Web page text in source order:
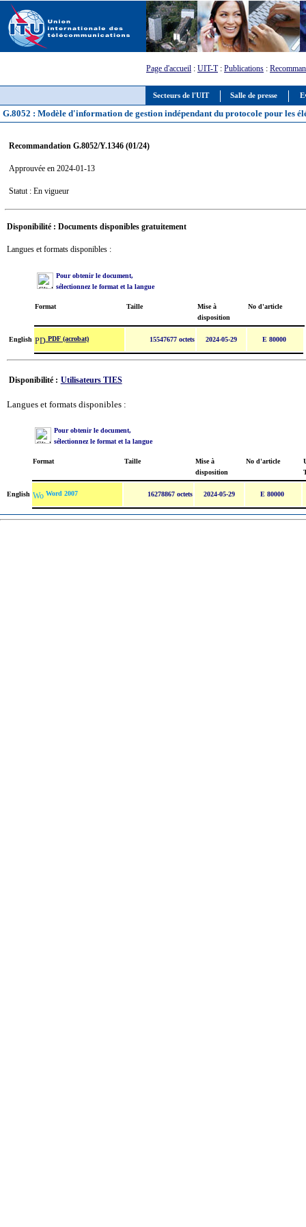
Secteurs de l'UIT Salle de presse
Page d'accueil : UIT-T: Publications :
G.8052 : Modèle d'information de gestion indépendant du protocole pour les
Recommandation G.8052/Y.1346 (01/24)
Approuvée en 2024-01-13
Statut : En vigueur
Disponibilité : Documents disponibles gratuitement
Langues et formats disponibles :
Pour obtenir le document,
sélectionnez le format et la langue
Format Taille
Mise à
disposition
No d'article
English PDF (acrobat) 15547677 octets 2024-05-29 E 80000
Disponibilité : Utilisateurs TIES
Langues et formats disponibles :
Pour obtenir le document,
sélectionnez le format et la langue
Format Taille
Mise à
disposition
No d'article
English Word 2007 16278867 octets 2024-05-29 E 80000